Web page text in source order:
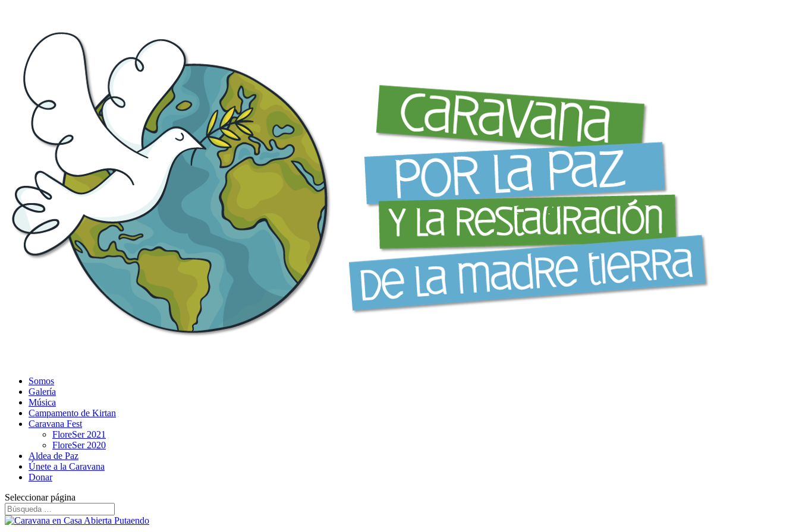
Somos
Galería
Música
Campamento de Kirtan
Caravana Fest
FloreSer 2021
FloreSer 2020
Aldea de Paz
Únete a la Caravana
Donar
Seleccionar página